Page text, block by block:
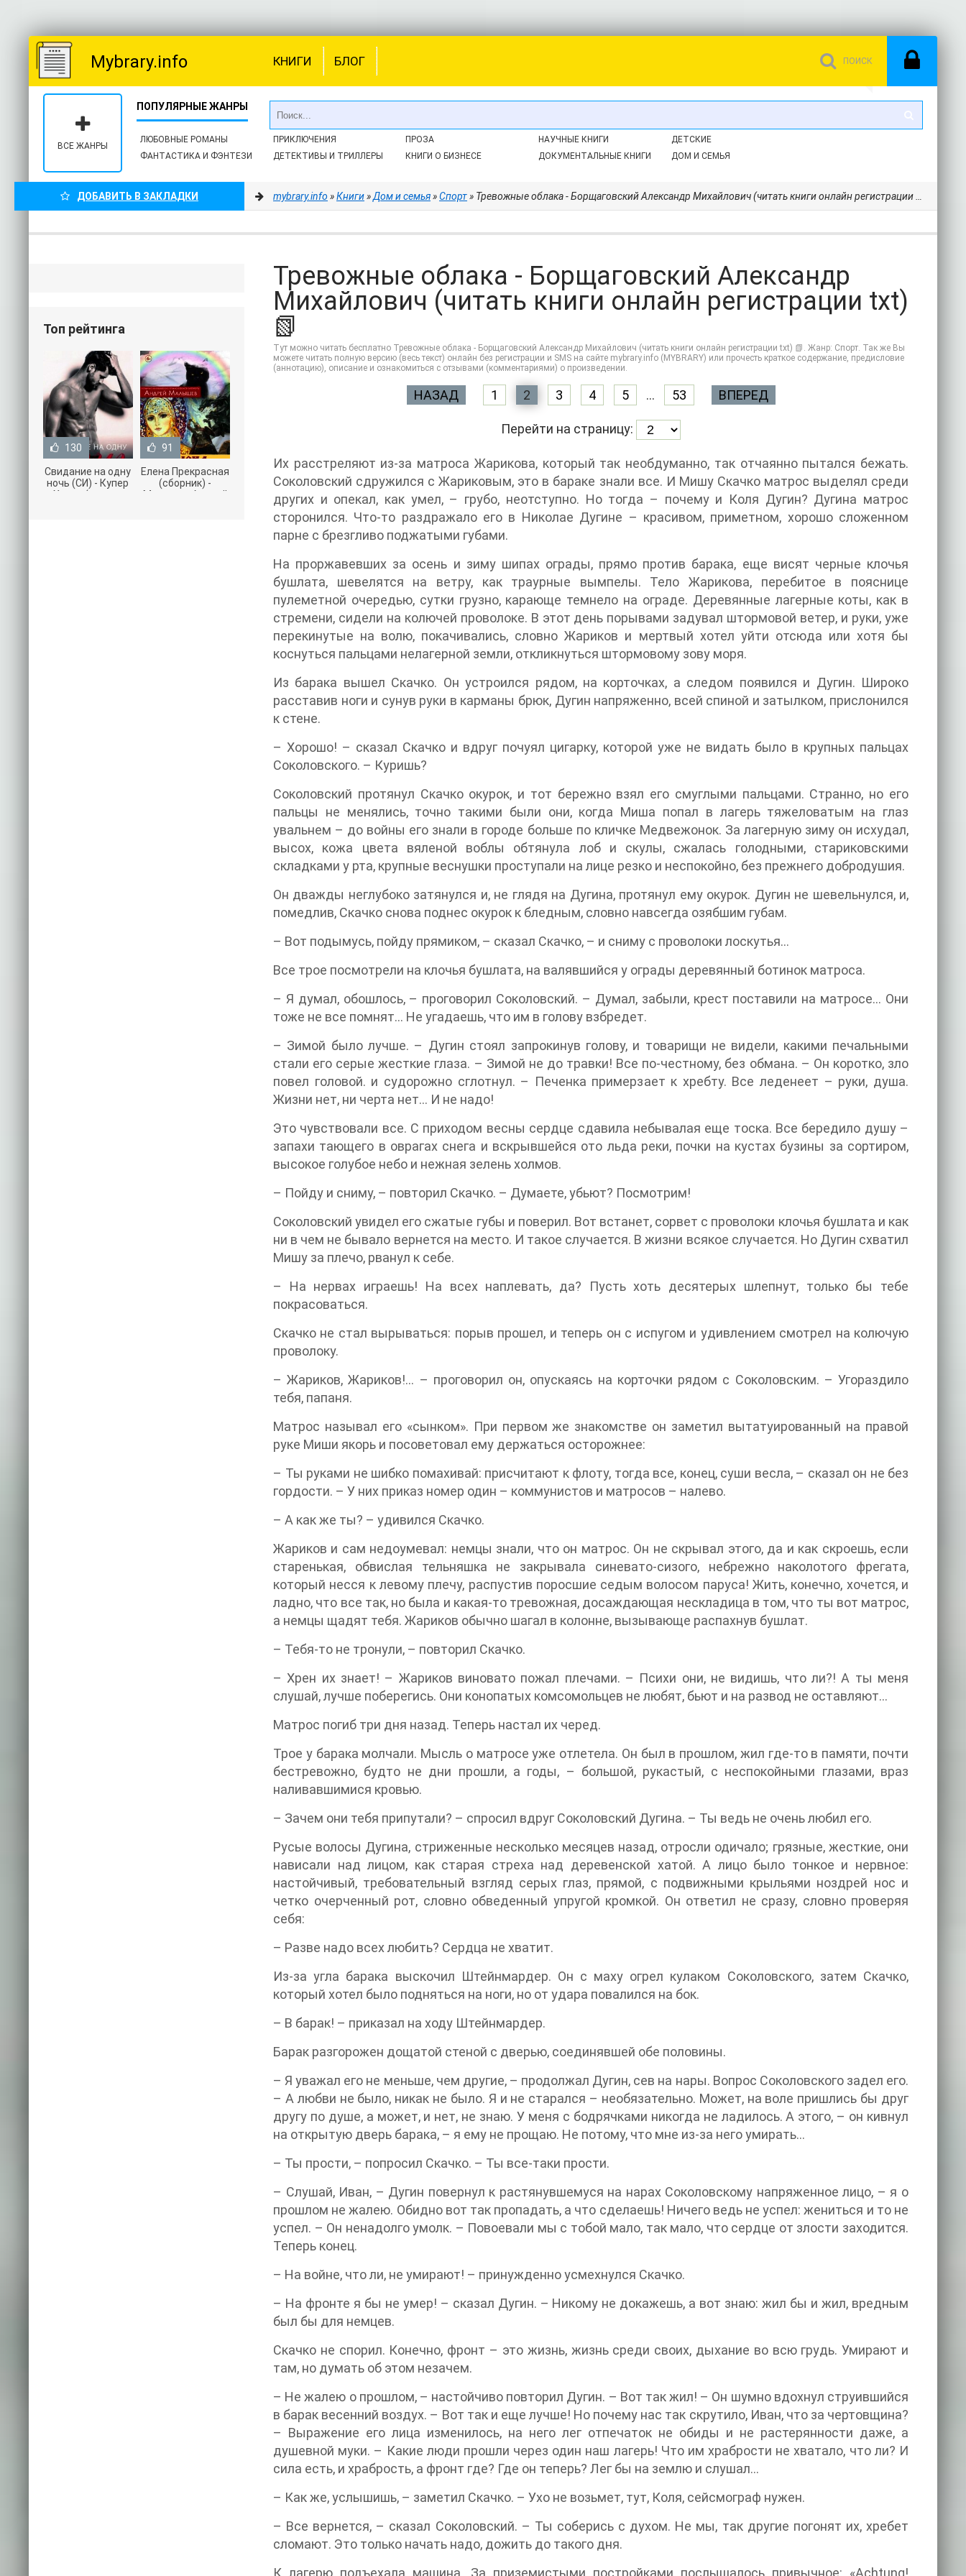
Mybrary.info КНИГИ БЛОГ
ЛЮБОВНЫЕ РОМАНЫ
ФАНТАСТИКА И ФЭНТЕЗИ
ПРИКЛЮЧЕНИЯ
ДЕТЕКТИВЫ И ТРИЛЛЕРЫ
ПРОЗА
КНИГИ О БИЗНЕСЕ
НАУЧНЫЕ КНИГИ
ДОКУМЕНТАЛЬНЫЕ КНИГИ
ДЕТСКИЕ
ДОМ И СЕМЬЯ
ВСЕ ЖАНРЫ
ДОБАВИТЬ В ЗАКЛАДКИ mybrary.info »Книги»Дом и семья»Спорт» Тревожные облака - Борщаговский Александр Михайлович (читать книги онлайн регистрации txt) 📗
Тревожные облака - Борщаговский Александр
Михайлович (читать книги онлайн регистрации txt)
📗
Тут можно читать бесплатно Тревожные облака - Борщаговский Александр Михайлович (читать книги онлайн регистрации txt) 📗. Жанр: Спорт. Так же Вы
можете читать полную версию (весь текст) онлайн без регистрации и SMS на сайте mybrary.info (MYBRARY) или прочесть краткое содержание, предисловие
(аннотацию), описание и ознакомиться с отзывами (комментариями) о произведении.
НАЗАД 1 2 3 4 5 ... 53 ВПЕРЕД
Перейти на страницу:
Их расстреляют из-за матроса Жарикова, который так необдуманно, так отчаянно пытался бежать.
Соколовский сдружился с Жариковым, это в бараке знали все. И Мишу Скачко матрос выделял среди
других и опекал, как умел, – грубо, неотступно. Но тогда – почему и Коля Дугин? Дугина матрос
сторонился. Что-то раздражало его в Николае Дугине – красивом, приметном, хорошо сложенном
парне с брезгливо поджатыми губами.
На проржавевших за осень и зиму шипах ограды, прямо против барака, еще висят черные клочья
бушлата, шевелятся на ветру, как траурные вымпелы. Тело Жарикова, перебитое в пояснице
пулеметной очередью, сутки грузно, карающе темнело на ограде. Деревянные лагерные коты, как в
стремени, сидели на колючей проволоке. В этот день порывами задувал штормовой ветер, и руки, уже
перекинутые на волю, покачивались, словно Жариков и мертвый хотел уйти отсюда или хотя бы
коснуться пальцами нелагерной земли, откликнуться штормовому зову моря.
Из барака вышел Скачко. Он устроился рядом, на корточках, а следом появился и Дугин. Широко
расставив ноги и сунув руки в карманы брюк, Дугин напряженно, всей спиной и затылком, прислонился
к стене.
– Хорошо! – сказал Скачко и вдруг почуял цигарку, которой уже не видать было в крупных пальцах
Соколовского. – Куришь?
Соколовский протянул Скачко окурок, и тот бережно взял его смуглыми пальцами. Странно, но его
пальцы не менялись, точно такими были они, когда Миша попал в лагерь тяжеловатым на глаз
увальнем – до войны его знали в городе больше по кличке Медвежонок. За лагерную зиму он исхудал,
высох, кожа цвета вяленой воблы обтянула лоб и скулы, сжалась голодными, стариковскими
складками у рта, крупные веснушки проступали на лице резко и неспокойно, без прежнего добродушия.
Он дважды неглубоко затянулся и, не глядя на Дугина, протянул ему окурок. Дугин не шевельнулся, и,
помедлив, Скачко снова поднес окурок к бледным, словно навсегда озябшим губам.
– Вот подымусь, пойду прямиком, – сказал Скачко, – и сниму с проволоки лоскутья…
Все трое посмотрели на клочья бушлата, на валявшийся у ограды деревянный ботинок матроса.
– Я думал, обошлось, – проговорил Соколовский. – Думал, забыли, крест поставили на матросе… Они
тоже не все помнят… Не угадаешь, что им в голову взбредет.
– Зимой было лучше. – Дугин стоял запрокинув голову, и товарищи не видели, какими печальными
стали его серые жесткие глаза. – Зимой не до травки! Все по-честному, без обмана. – Он коротко, зло
повел головой. и судорожно сглотнул. – Печенка примерзает к хребту. Все леденеет – руки, душа.
Жизни нет, ни черта нет… И не надо!
Это чувствовали все. С приходом весны сердце сдавила небывалая еще тоска. Все бередило душу –
запахи тающего в оврагах снега и вскрывшейся ото льда реки, почки на кустах бузины за сортиром,
высокое голубое небо и нежная зелень холмов.
– Пойду и сниму, – повторил Скачко. – Думаете, убьют? Посмотрим!
Соколовский увидел его сжатые губы и поверил. Вот встанет, сорвет с проволоки клочья бушлата и как
ни в чем не бывало вернется на место. И такое случается. В жизни всякое случается. Но Дугин схватил
Мишу за плечо, рванул к себе.
– На нервах играешь! На всех наплевать, да? Пусть хоть десятерых шлепнут, только бы тебе
покрасоваться.
Скачко не стал вырываться: порыв прошел, и теперь он с испугом и удивлением смотрел на колючую
проволоку.
– Жариков, Жариков!… – проговорил он, опускаясь на корточки рядом с Соколовским. – Угораздило
тебя, папаня.
Матрос называл его «сынком». При первом же знакомстве он заметил вытатуированный на правой
руке Миши якорь и посоветовал ему держаться осторожнее:
– Ты руками не шибко помахивай: присчитают к флоту, тогда все, конец, суши весла, – сказал он не без
гордости. – У них приказ номер один – коммунистов и матросов – налево.
– А как же ты? – удивился Скачко.
Жариков и сам недоумевал: немцы знали, что он матрос. Он не скрывал этого, да и как скроешь, если
старенькая, обвислая тельняшка не закрывала синевато-сизого, небрежно наколотого фрегата,
который несся к левому плечу, распустив поросшие седым волосом паруса! Жить, конечно, хочется, и
ладно, что все так, но была и какая-то тревожная, досаждающая нескладица в том, что ты вот матрос,
а немцы щадят тебя. Жариков обычно шагал в колонне, вызывающе распахнув бушлат.
– Тебя-то не тронули, – повторил Скачко.
– Хрен их знает! – Жариков виновато пожал плечами. – Психи они, не видишь, что ли?! А ты меня
слушай, лучше поберегись. Они конопатых комсомольцев не любят, бьют и на развод не оставляют…
Матрос погиб три дня назад. Теперь настал их черед.
Трое у барака молчали. Мысль о матросе уже отлетела. Он был в прошлом, жил где-то в памяти, почти
бестревожно, будто не дни прошли, а годы, – большой, рукастый, с неспокойными глазами, враз
наливавшимися кровью.
– Зачем они тебя припутали? – спросил вдруг Соколовский Дугина. – Ты ведь не очень любил его.
Русые волосы Дугина, стриженные несколько месяцев назад, отросли одичало; грязные, жесткие, они
нависали над лицом, как старая стреха над деревенской хатой. А лицо было тонкое и нервное:
настойчивый, требовательный взгляд серых глаз, прямой, с подвижными крыльями ноздрей нос и
четко очерченный рот, словно обведенный упругой кромкой. Он ответил не сразу, словно проверяя
себя:
– Разве надо всех любить? Сердца не хватит.
Из-за угла барака выскочил Штейнмардер. Он с маху огрел кулаком Соколовского, затем Скачко,
который хотел было подняться на ноги, но от удара повалился на бок.
– В барак! – приказал на ходу Штейнмардер.
Барак разгорожен дощатой стеной с дверью, соединявшей обе половины.
– Я уважал его не меньше, чем другие, – продолжал Дугин, сев на нары. Вопрос Соколовского задел его.
– А любви не было, никак не было. Я и не старался – необязательно. Может, на воле пришлись бы друг
другу по душе, а может, и нет, не знаю. У меня с бодрячками никогда не ладилось. А этого, – он кивнул
на открытую дверь барака, – я ему не прощаю. Не потому, что мне из-за него умирать…
– Ты прости, – попросил Скачко. – Ты все-таки прости.
– Слушай, Иван, – Дугин повернул к растянувшемуся на нарах Соколовскому напряженное лицо, – я о
прошлом не жалею. Обидно вот так пропадать, а что сделаешь! Ничего ведь не успел: жениться и то не
успел. – Он ненадолго умолк. – Повоевали мы с тобой мало, так мало, что сердце от злости заходится.
Теперь конец.
– На войне, что ли, не умирают! – принужденно усмехнулся Скачко.
– На фронте я бы не умер! – сказал Дугин. – Никому не докажешь, а вот знаю: жил бы и жил, вредным
был бы для немцев.
Скачко не спорил. Конечно, фронт – это жизнь, жизнь среди своих, дыхание во всю грудь. Умирают и
там, но думать об этом незачем.
– Не жалею о прошлом, – настойчиво повторил Дугин. – Вот так жил! – Он шумно вдохнул струившийся
в барак весенний воздух. – Вот так и еще лучше! Но почему нас так скрутило, Иван, что за чертовщина?
– Выражение его лица изменилось, на него лег отпечаток не обиды и не растерянности даже, а
душевной муки. – Какие люди прошли через один наш лагерь! Что им храбрости не хватало, что ли? И
сила есть, и храбрость, а фронт где? Где он теперь? Лег бы на землю и слушал…
– Как же, услышишь, – заметил Скачко. – Ухо не возьмет, тут, Коля, сейсмограф нужен.
– Все вернется, – сказал Соколовский. – Ты соберись с духом. Не мы, так другие погонят их, хребет
сломают. Это только начать надо, дожить до такого дня.
К лагерю подъехала машина. За приземистыми постройками послышалось привычное: «Achtung!
Топ рейтинга
130
Свидание на одну
ночь (СИ) - Купер
Хелен (читать
91
Елена Прекрасная
(сборник) -
Малышев Андрей